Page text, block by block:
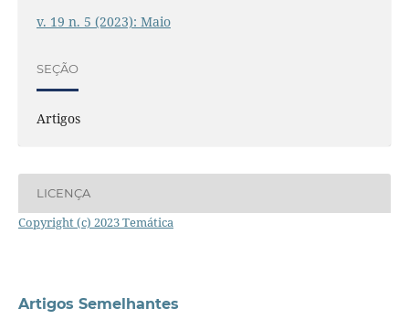
v. 19 n. 5 (2023): Maio
SEÇÃO
Artigos
LICENÇA
Copyright (c) 2023 Temática
Artigos Semelhantes